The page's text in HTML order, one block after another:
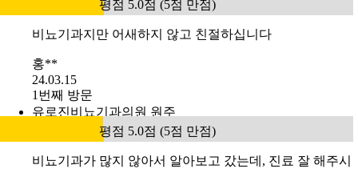
평점 5.0점 (5점 만점)
비뇨기과지만 어새하지 않고 친절하십니다
홍**
24.03.15
1번째 방문
유로진비뇨기과의원 원주
평점 5.0점 (5점 만점)
비뇨기과가 많지 않아서 알아보고 갔는데, 진료 잘 해주시